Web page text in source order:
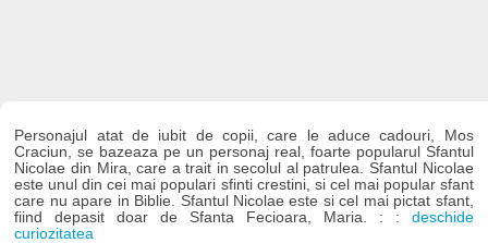
Personajul atat de iubit de copii, care le aduce cadouri, Mos
Craciun, se bazeaza pe un personaj real, foarte popularul Sfantul
Nicolae din Mira, care a trait in secolul al patrulea. Sfantul Nicolae
este unul din cei mai populari sfinti crestini, si cel mai popular sfant
care nu apare in Biblie. Sfantul Nicolae este si cel mai pictat sfant,
fiind depasit doar de Sfanta Fecioara, Maria. : : deschide
curiozitatea